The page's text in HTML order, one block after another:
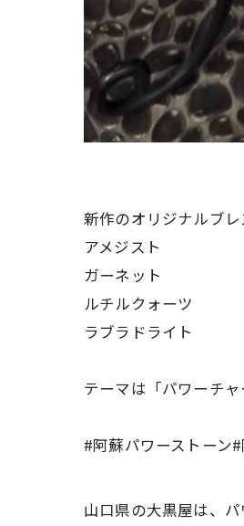
新作のオリジナルブレ
アメジスト
ガーネット
ルチルクォーツ
ラブラドライト
テーマは「パワーチ
#阿蘇パワーストーン
山口県の大黒屋は、